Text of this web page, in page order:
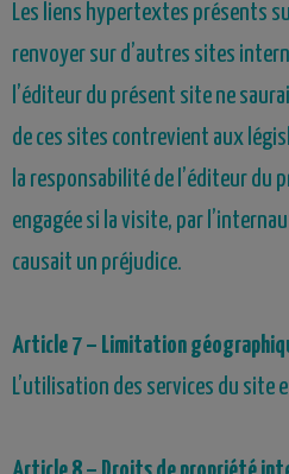
Les liens hypertextes présents
renvoyer sur d’autres sites
l’éditeur du présent site ne
de ces sites contrevient aux
la responsabilité de l’éditeur du
engagée si la visite, par
causait un préjudice.
Article 7 – Limitation
L’utilisation des services du site